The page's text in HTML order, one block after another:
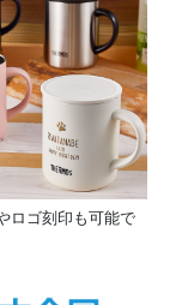
ロゴ刻印も可能で